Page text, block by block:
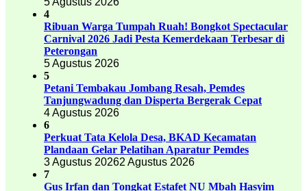
4
Ribuan Warga Tumpah Ruah! Bongkot Spectacular
Carnival 2026 Jadi Pesta Kemerdekaan Terbesar di
Peterongan
5 Agustus 2026
5
Petani Tembakau Jombang Resah, Pemdes
Tanjungwadung dan Disperta Bergerak Cepat
4 Agustus 2026
6
Perkuat Tata Kelola Desa, BKAD Kecamatan
Plandaan Gelar Pelatihan Aparatur Pemdes
3 Agustus 20262 Agustus 2026
7
Gus Irfan dan Tongkat Estafet NU Mbah Hasyim